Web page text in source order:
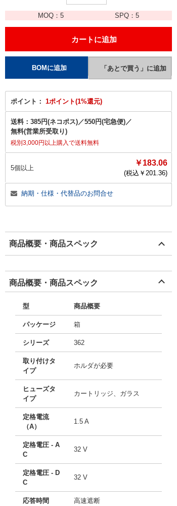
MOQ：5 SPQ： 5
ポイント： 1ポイント(1%還元)
送料： 385円(ネコポス)／550円(宅急便)／
無料(営業所受取り)
税別3,000円以上購入で送料無料
5個以上
￥183.06
(税込￥ 201.36)
納期・仕様・代替品のお問合せ
商品概要・商品スペック
商品概要・商品スペック
型 商品概要
パッケージ 箱
シリーズ 362
取り付けタ
イプ
ホルダが必要
ヒューズタ
イプ
カートリッジ、ガラス
定格電流
（A）
1.5 A
定格電圧 - A
C
32 V
定格電圧 - D
C
32 V
応答時間 高速遮断